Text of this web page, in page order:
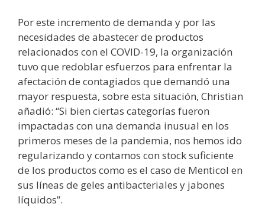
Por este incremento de demanda y por las
necesidades de abastecer de productos
relacionados con el COVID-19, la organización
tuvo que redoblar esfuerzos para enfrentar la
afectación de contagiados que demandó una
mayor respuesta, sobre esta situación, Christian
añadió: “Si bien ciertas categorías fueron
impactadas con una demanda inusual en los
primeros meses de la pandemia, nos hemos ido
regularizando y contamos con stock suficiente
de los productos como es el caso de Menticol en
sus líneas de geles antibacteriales y jabones
líquidos”.